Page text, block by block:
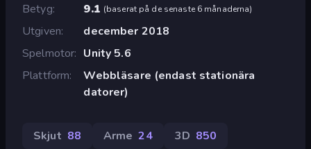
Betyg
9.1 (baserat på de senaste 6 månaderna)
Utgiven
december 2018
Spelmotor
Unity 5.6
Plattform
Webbläsare (endast stationära
datorer)
Skjut 88 Arme 24 3D 850